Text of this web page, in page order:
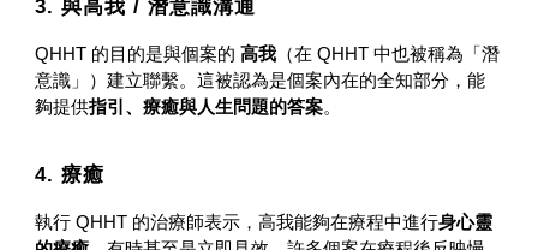
3. 與高我 / 潛意識溝通
QHHT 的目的是與個案的高我 （在 QHHT 中也被稱為「潛
意識」）建立聯繫。這被認為是個案內在的全知部分，能
夠提供指引、療癒與人生問題的答案。
4. 療癒
執行 QHHT 的治療師表示，高我能夠在療程中進行身心靈